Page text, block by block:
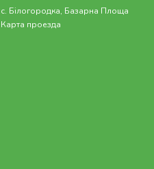
с. Білогородка, Базарна Площа
Карта проезда